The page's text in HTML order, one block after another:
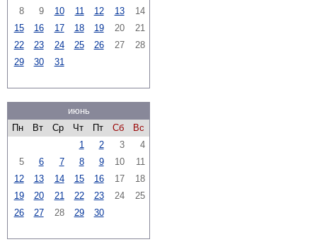
8
9 10 11 12 13
14
15
16 17 18 19 20
21
22
23 24 25 26 27
28
29
30 31
июнь
Пн
Вт Ср Чт Пт Сб
Вс
1
2 3
4
5
6 7 8 9 10
11
12
13 14 15 16 17
18
19
20 21 22 23 24
25
26
27 28 29 30